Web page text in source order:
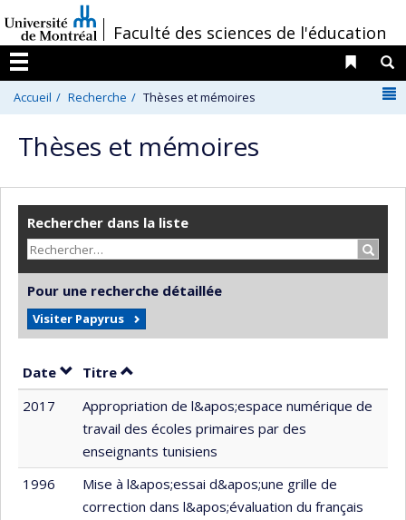
au
contenu
/Faculté des sciences de l'éducation
Menu
Liens
Accueil Recherche Thèses et mémoires
Thèses et mémoires
Rechercher dans la liste
Pour une recherche détaillée
Visiter Papyrus
Date Trier par date en ordre décroissant
Titre Trier par titre en ordre décroissant
2017
Appropriation de l&apos;espace numérique de
travail des écoles primaires par des
enseignants tunisiens
1996
Mise à l&apos;essai d&apos;une grille de
correction dans l&apos;évaluation du français